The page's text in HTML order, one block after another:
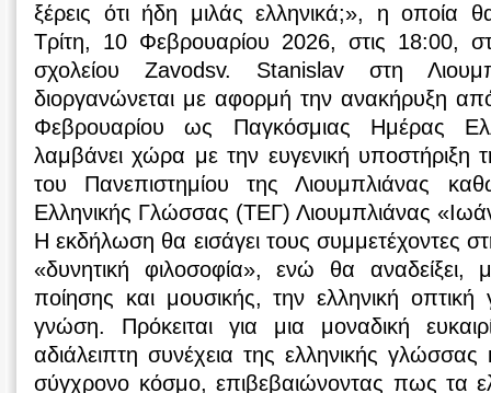
ξέρεις ότι ήδη μιλάς ελληνικά;», η οποία
Τρίτη, 10 Φεβρουαρίου 2026, στις 18:00,
σχολείου Zavodsv. Stanislav στη
διοργανώνεται με αφορμή την ανακήρυξη
Φεβρουαρίου ως Παγκόσμιας Ημέρας
λαμβάνει χώρα με την ευγενική υποστήριξη
του Πανεπιστημίου της Λιουμπλιάνας
Ελληνικής Γλώσσας (ΤΕΓ) Λιουμπλιάνας
Η εκδήλωση θα εισάγει τους συμμετέχοντες
«δυνητική φιλοσοφία», ενώ θα αναδείξει,
ποίησης και μουσικής, την ελληνική οπτική
γνώση. Πρόκειται για μια μοναδική
αδιάλειπτη συνέχεια της ελληνικής
σύγχρονο κόσμο, επιβεβαιώνοντας πως τα